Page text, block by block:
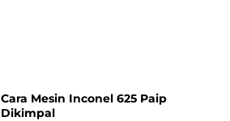
Cara Mesin Inconel 625 Paip
Dikimpal